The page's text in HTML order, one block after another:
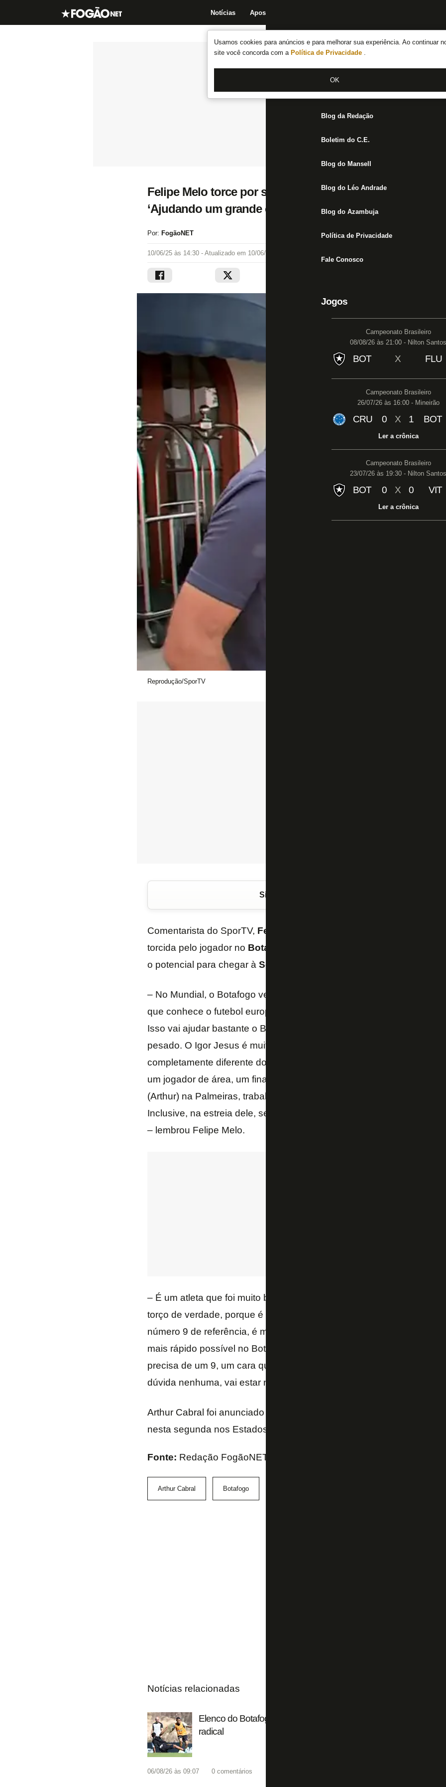
Usamos cookies para anúncios e para melhorar sua experiência. Ao continuar
site você concorda com a Política de Privacidade .
OK
Notícias Apostas
Notícias do Botafogo
Fórum
Jogos
Blog da Redação
Boletim do C.E.
Blog do Mansell
Blog do Léo Andrade
Blog do Azambuja
Política de Privacidade
Fale Conosco
Jogos
Campeonato Brasileiro
08/08/26 às 21:00 - Nilton Santos
BOT X FLU
Campeonato Brasileiro
26/07/26 às 16:00 - Mineirão
CRU 0 X 1 BOT
Ler a crônica
Campeonato Brasileiro
23/07/26 às 19:30 - Nilton Santos
BOT 0 X 0 VIT
Ler a crônica
Felipe Melo torce por sucesso de Arthur Cabral no
‘Ajudando um grande clube do Brasil, vai estar no radar
Por: FogãoNET
10/06/25 às 14:30 - Atualizado em 10/06/25 às 14:30
Reprodução/SporTV
Siga o FogãoNET
Comentarista do SporTV, Felipe Melo
torcida pelo jogador no Botafogo
o potencial para chegar à Seleção Brasileira
– No Mundial, o Botafogo vem reforçado com o Arthur Cabral, que é
que conhece o futebol europeu. O próprio (Joaquín) Correa conhece
Isso vai ajudar bastante o Botafogo. Haja vista que o Botafogo tem
pesado. O Igor Jesus é muito bom atleta, muito bom jogador, com
completamente diferente do Arthur Cabral. Completamente diferente.
um jogador de área, um finalizador. O Igor Jesus ajuda muito mais.
(Arthur) na Palmeiras, trabalhei com ele na Palmeiras. Foi pouco
Inclusive, na estreia dele, se não me engano, ele fez um gol super
– lembrou Felipe Melo.
– É um atleta que foi muito bem na Suíça. Já no Benfica não foi tão
torço de verdade, porque é um número 9. Nós precisamos de um
número 9 de referência, é muito forte fisicamente. Eu espero que ele
mais rápido possível no Botafogo, ajudar o Botafogo e,
precisa de um 9, um cara que vai estar ajudando um grande clube
dúvida nenhuma, vai estar no radar da Seleção Brasileira – salientou.
Arthur Cabral foi anunciado oficialmente pelo Botafogo no domingo e
nesta segunda nos Estados Unidos para se juntar ao elenco.
Fonte: Redação FogãoNET e SporTV
Arthur Cabral Botafogo
Notícias relacionadas
Elenco do Botafogo mostra para Franclim Carvalho que é
radical
06/08/26 às 09:07 0 comentários